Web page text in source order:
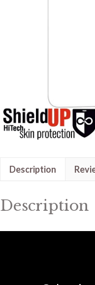
Description
Description